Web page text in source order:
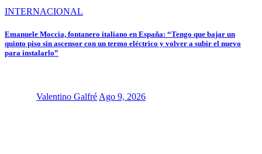
INTERNACIONAL
Emanuele Moccia, fontanero italiano en España: “Tengo que bajar un
quinto piso sin ascensor con un termo eléctrico y volver a subir el nuevo
para instalarlo”
Valentino Galfré Ago 9, 2026